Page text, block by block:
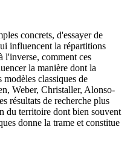
concrets, d'essayer de
influencent la répartitions
l'inverse, comment ces
la manière dont la
classiques de
Weber, Christaller, Alonso-
résultats de recherche plus
du territoire dont bien souvent
donne la trame et constitue